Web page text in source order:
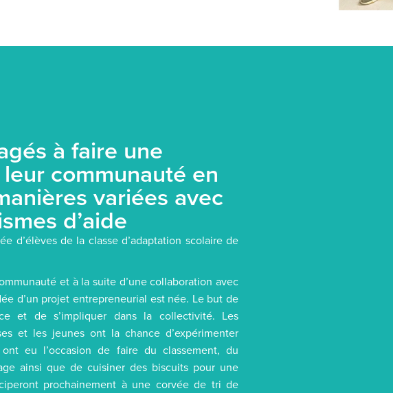
à faire une
communauté en
variées avec
d’aide
d’élèves de la classe d’adaptation scolaire de
et à la suite d’une collaboration avec
d’un projet entrepreneurial est née. Le but de
et de s’impliquer dans la collectivité. Les
et les jeunes ont la chance d’expérimenter
eu l’occasion de faire du classement, du
ainsi que de cuisiner des biscuits pour une
prochainement à une corvée de tri de